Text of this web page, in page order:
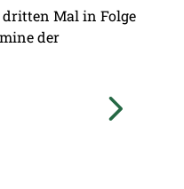
Mal in Folge
der